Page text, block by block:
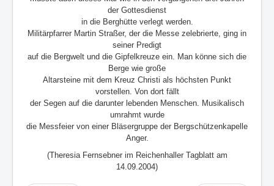
der Gottesdienst
in die Berghütte verlegt werden.
Militärpfarrer Martin Straßer, der die Messe zelebrierte, ging in
seiner Predigt
auf die Bergwelt und die Gipfelkreuze ein. Man könne sich die
Berge wie große
Altarsteine mit dem Kreuz Christi als höchsten Punkt
vorstellen. Von dort fällt
der Segen auf die darunter lebenden Menschen. Musikalisch
umrahmt wurde
die Messfeier von einer Bläsergruppe der Bergschützenkapelle
Anger.
(Theresia Fernsebner im Reichenhaller Tagblatt am
14.09.2004)